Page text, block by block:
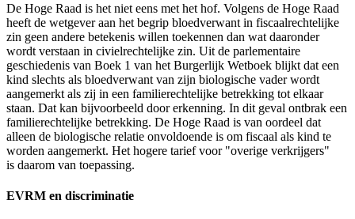
De Hoge Raad is het niet eens met het hof. Volgens de Hoge Raad
heeft de wetgever aan het begrip bloedverwant in fiscaalrechtelijke
zin geen andere betekenis willen toekennen dan wat daaronder
wordt verstaan in civielrechtelijke zin. Uit de parlementaire
geschiedenis van Boek 1 van het Burgerlijk Wetboek blijkt dat een
kind slechts als bloedverwant van zijn biologische vader wordt
aangemerkt als zij in een familierechtelijke betrekking tot elkaar
staan. Dat kan bijvoorbeeld door erkenning. In dit geval ontbrak een
familierechtelijke betrekking. De Hoge Raad is van oordeel dat
alleen de biologische relatie onvoldoende is om fiscaal als kind te
worden aangemerkt. Het hogere tarief voor "overige verkrijgers"
is daarom van toepassing.
EVRM en discriminatie